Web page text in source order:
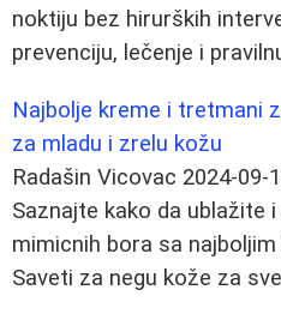
noktiju bez hirurških
prevenciju, lečenje i
Najbolje kreme i tretmani
za mladu i zrelu kožu
Radašin Vicovac 2024-09-
Saznajte kako da ublažite
mimicnih bora sa
Saveti za negu kože za